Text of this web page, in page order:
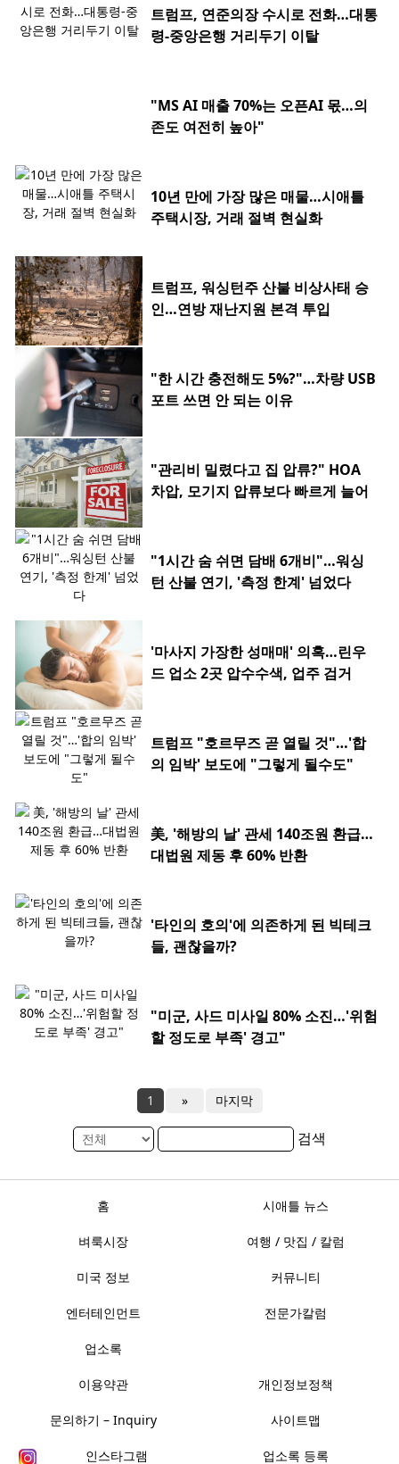
트럼프, 연준의장 수시로 전화…대통
령-중앙은행 거리두기 이탈
"MS AI 매출 70%는 오픈AI 몫…의
존도 여전히 높아"
10년 만에 가장 많은 매물…시애틀
주택시장, 거래 절벽 현실화
트럼프, 워싱턴주 산불 비상사태 승
인…연방 재난지원 본격 투입
"한 시간 충전해도 5%?"…차량 USB
포트 쓰면 안 되는 이유
"관리비 밀렸다고 집 압류?" HOA
차압, 모기지 압류보다 빠르게 늘어
"1시간 숨 쉬면 담배 6개비"…워싱
턴 산불 연기, '측정 한계' 넘었다
'마사지 가장한 성매매' 의혹…린우
드 업소 2곳 압수수색, 업주 검거
트럼프 "호르무즈 곧 열릴 것"…'합
의 임박' 보도에 "그렇게 될수도"
美, '해방의 날' 관세 140조원 환급…
대법원 제동 후 60% 반환
'타인의 호의'에 의존하게 된 빅테크
들, 괜찮을까?
"미군, 사드 미사일 80% 소진…'위험
할 정도로 부족' 경고"
1 » 마지막
검색
홈 시애틀 뉴스
벼룩시장 여행 / 맛집 / 칼럼
미국 정보 커뮤니티
엔터테인먼트 전문가칼럼
업소록
이용약관 개인정보정책
문의하기 – Inquiry 사이트맵
인스타그램 업소록 등록